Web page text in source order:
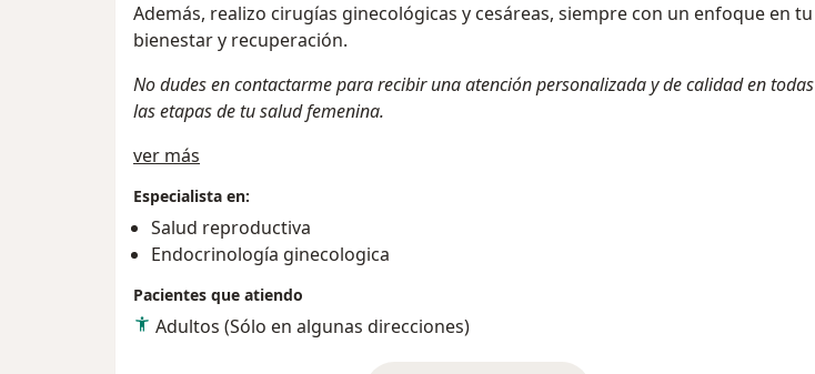
Además, realizo cirugías ginecológicas y cesáreas, siempre con un enfoque en tu
bienestar y recuperación.
No dudes en contactarme para recibir una atención personalizada y de calidad en todas
las etapas de tu salud femenina.
ver más
Especialista en:
Salud reproductiva
Endocrinología ginecologica
Pacientes que atiendo
Adultos (Sólo en algunas direcciones)